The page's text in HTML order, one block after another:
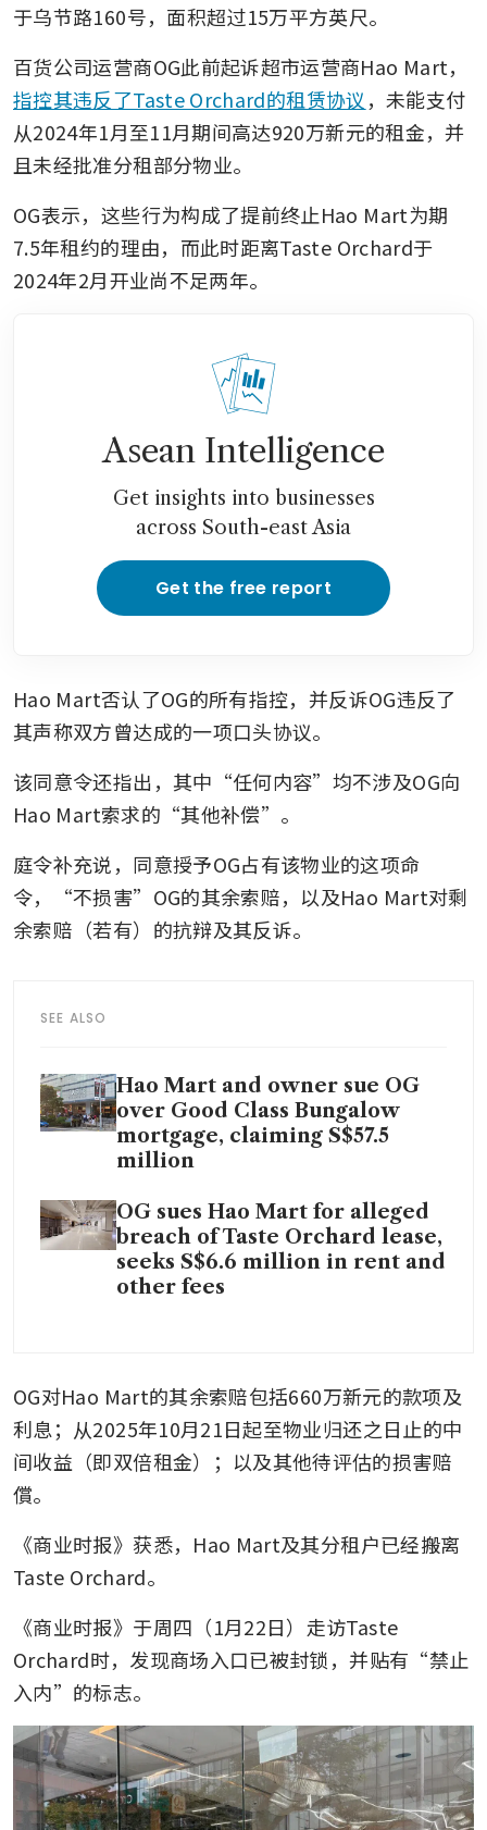
于乌节路160号，面积超过15万平方英尺。
百货公司运营商OG此前起诉超市运营商Hao Mart，
指控其违反了Taste Orchard的租赁协议 ，未能支付
从2024年1月至11月期间高达920万新元的租金，并
且未经批准分租部分物业。
OG表示，这些行为构成了提前终止Hao Mart为期
7.5年租约的理由，而此时距离Taste Orchard于
2024年2月开业尚不足两年。
Asean Intelligence
Get insights into businesses
across South-east Asia
Get the free report
Hao Mart否认了OG的所有指控，并反诉OG违反了
其声称双方曾达成的一项口头协议。
该同意令还指出，其中“任何内容”均不涉及OG向
Hao Mart索求的“其他补偿”。
庭令补充说，同意授予OG占有该物业的这项命
令，“不损害”OG的其余索赔，以及Hao Mart对剩
余索赔（若有）的抗辩及其反诉。
SEE ALSO
Hao Mart and owner sue OG
over Good Class Bungalow
mortgage, claiming S$57.5
million
OG sues Hao Mart for alleged
breach of Taste Orchard lease,
seeks S$6.6 million in rent and
other fees
OG对Hao Mart的其余索赔包括660万新元的款项及
利息；从2025年10月21日起至物业归还之日止的中
间收益（即双倍租金）；以及其他待评估的损害赔
償。
《商业时报》获悉，Hao Mart及其分租户已经搬离
Taste Orchard。
《商业时报》于周四（1月22日）走访Taste
Orchard时，发现商场入口已被封锁，并贴有“禁止
入内”的标志。